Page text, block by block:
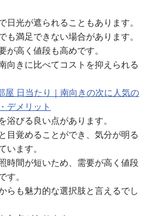
日光が遮られることもあります。
も満足できない場合があります。
が高く値段も高めです。
向きに比べてコストを抑えられる
屋 日当たり｜南向きの次に人気の
デメリット
浴びる良い点があります。
目覚めることができ、気分が明る
います。
時間が短いため、需要が高く値段
す。
らも魅力的な選択肢と言えるでし